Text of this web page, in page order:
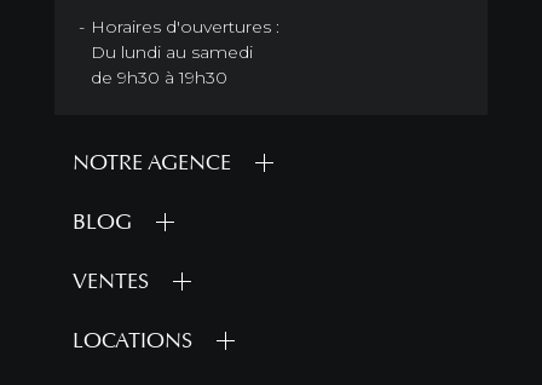
Horaires d'ouvertures :
Du lundi au samedi
de 9h30 à 19h30
NOTRE AGENCE
BLOG
VENTES
LOCATIONS